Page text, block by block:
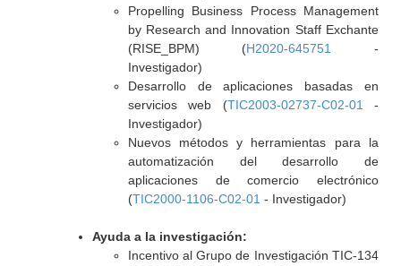
Propelling Business Process Management
by Research and Innovation Staff Exchante
(RISE_BPM) (H2020-645751
-
Investigador)
Desarrollo de aplicaciones basadas en
servicios web (TIC2003-02737-C02-01
-
Investigador)
Nuevos métodos y herramientas para la
automatización del desarrollo de
aplicaciones de comercio electrónico
(TIC2000-1106-C02-01 - Investigador)
Ayuda a la investigación:
Incentivo al Grupo de Investigación TIC-134